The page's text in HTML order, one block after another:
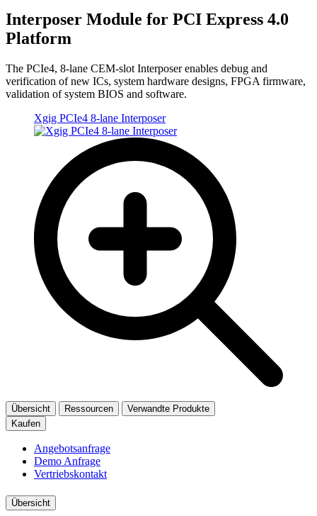
Interposer Module for PCI Express 4.0
Platform
The PCIe4, 8-lane CEM-slot Interposer enables debug and
verification of new ICs, system hardware designs, FPGA firmware,
validation of system BIOS and software.
Xgig PCIe4 8-lane Interposer
Übersicht Ressourcen
Verwandte Produkte
Kaufen
Angebotsanfrage
Demo Anfrage
Vertriebskontakt
Übersicht